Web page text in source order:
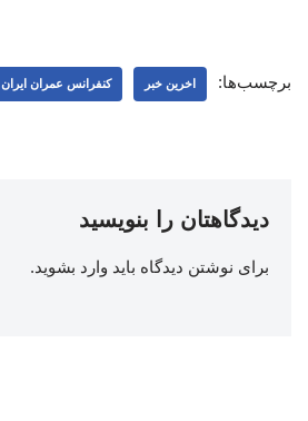
برچسب‌ها: اخرین خبر کنفرانس عمران ایران
دیدگاهتان را بنویسید
برای نوشتن دیدگاه باید وارد بشوید.